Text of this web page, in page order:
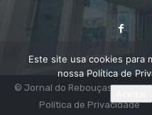
© Jornal do Rebouças 2014 -
Política de Privacidade
Este site usa cookies para
nossa Política de